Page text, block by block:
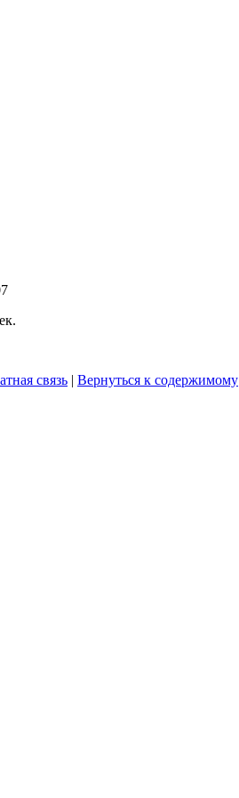
связь | Вернуться к содержимому